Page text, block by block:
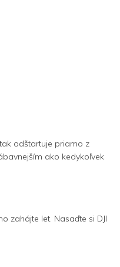
odštartuje priamo z
ako kedykoľvek
zahájte let. Nasaďte si DJI